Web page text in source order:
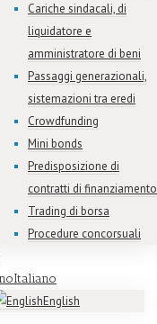
Cariche sindacali, di
liquidatore e
amministratore di beni
Passaggi generazionali,
sistemazioni tra eredi
Crowdfunding
Mini bonds
Predisposizione di
contratti di finanziamento
Trading di borsa
Procedure concorsuali
Italiano
English